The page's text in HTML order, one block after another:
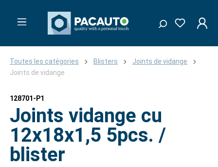
Toutes les catégories Blisters
Joints de vidange
Joints de vidange
128701-P1
Joints vidange cu
12x18x1,5 5pcs. /
blister